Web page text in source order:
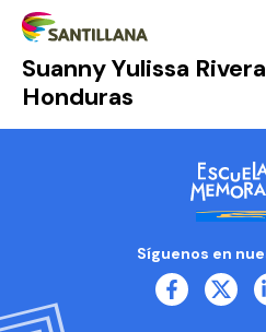
Suanny Yulissa
Honduras
Síguenos en